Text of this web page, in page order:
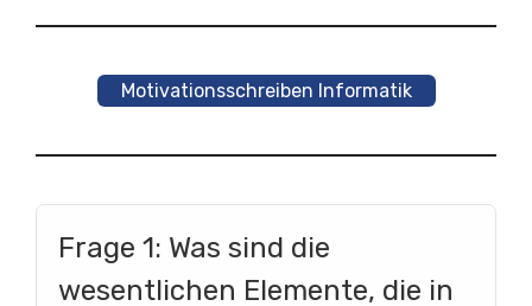
Motivationsschreiben Informatik
Frage 1: Was sind die
wesentlichen Elemente, die in